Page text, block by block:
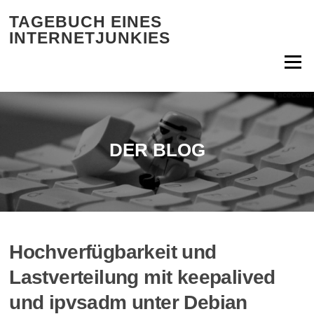
TAGEBUCH EINES
INTERNETJUNKIES
Menü
DER BLOG
Hochverfügbarkeit und
Lastverteilung mit keepalived
und ipvsadm unter Debian